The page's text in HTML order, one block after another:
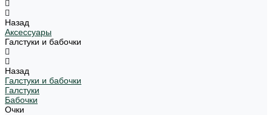
Назад
Аксессуары
Галстуки и бабочки
Назад
Галстуки и бабочки
Галстуки
Бабочки
Очки